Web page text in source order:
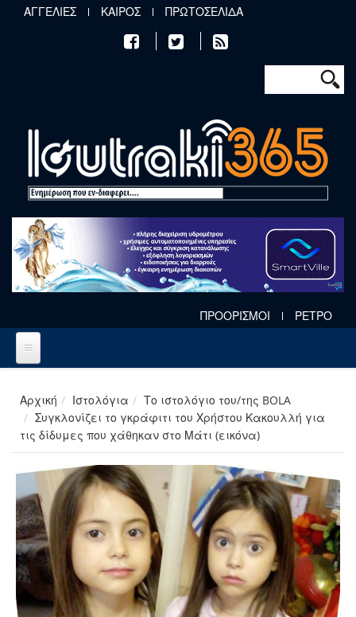
Παράκαμψη προς το κυρίως περιεχόμενο
ΑΓΓΕΛΙΕΣ ΚΑΙΡΟΣ ΠΡΩΤΟΣΕΛΙΔΑ
Φόρμα
Αναζήτηση
ΠΡΟΟΡΙΣΜΟΙ ΡΕΤΡΟ
Αρχική Ιστολόγια
Το ιστολόγιο του/της BOLA
Συγκλονίζει το γκράφιτι του Χρήστου Κακουλλή για
τις δίδυμες που χάθηκαν στο Μάτι (εικόνα)